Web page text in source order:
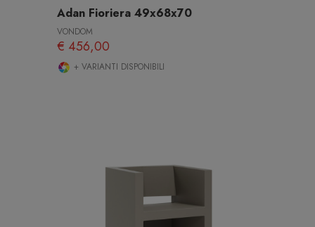
Adan Fioriera 49x68x70
VONDOM
€ 456,00
+ VARIANTI DISPONIBILI